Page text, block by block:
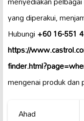
yang diperakui,
Hubungi+60 16-551
https://
mengenai produk dan
Ahad